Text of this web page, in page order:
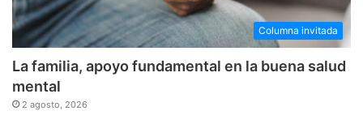
Columna invitada
La familia, apoyo fundamental en la buena salud
mental
2 agosto, 2026